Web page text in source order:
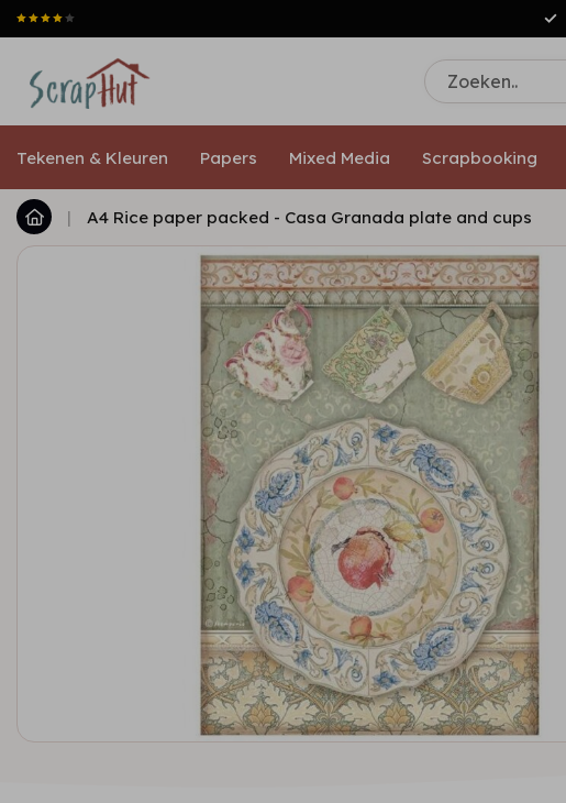
Tekenen & Kleuren Papers Mixed Media Scrapbooking
| A4 Rice paper packed - Casa Granada plate and cups